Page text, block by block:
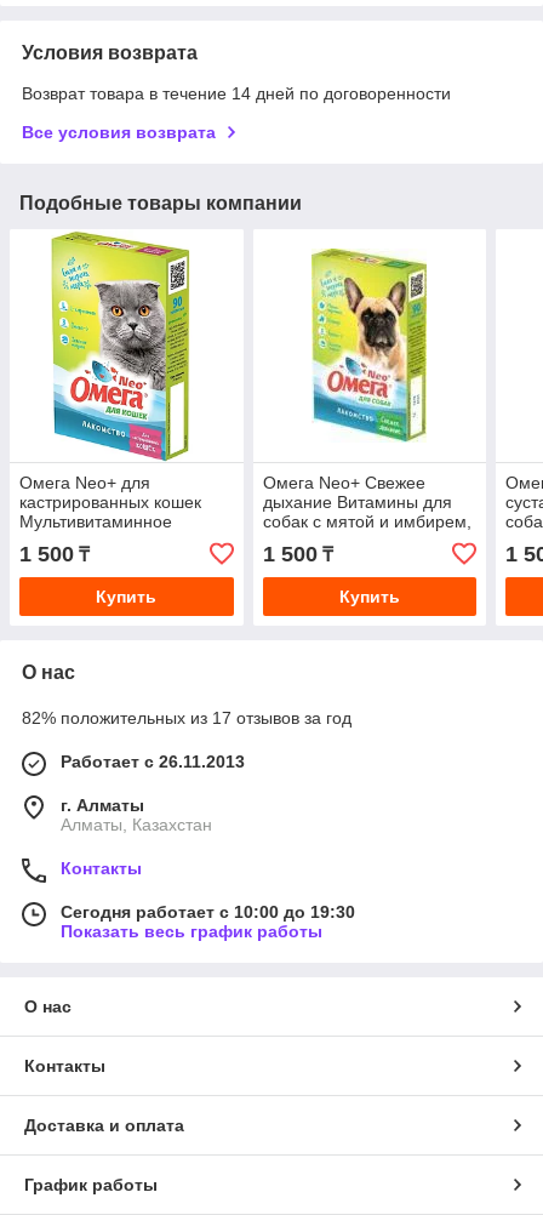
Условия возврата
Возврат товара в течение 14 дней по договоренности
Все условия возврата
Подобные товары компании
Омега Neo+ для
кастрированных кошек
Мультивитаминное
лакомство для кошек
90таб с L-карнитином
1 500 ₸
Купить
Омега Neo+ Свежее
дыхание Витамины для
собак с мятой и имбирем,
1 500₸
Купить
1
О нас
82% положительных из 17 отзывов за год
Работает с 26.11.2013
г. Алматы
Алматы, Казахстан
Контакты
Сегодня работает с 10:00 до 19:30
Показать весь график работы
О нас
Контакты
Доставка и оплата
График работы